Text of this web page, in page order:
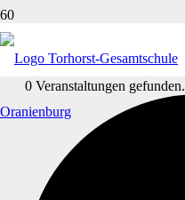
0 Veranstaltungen gefunden.